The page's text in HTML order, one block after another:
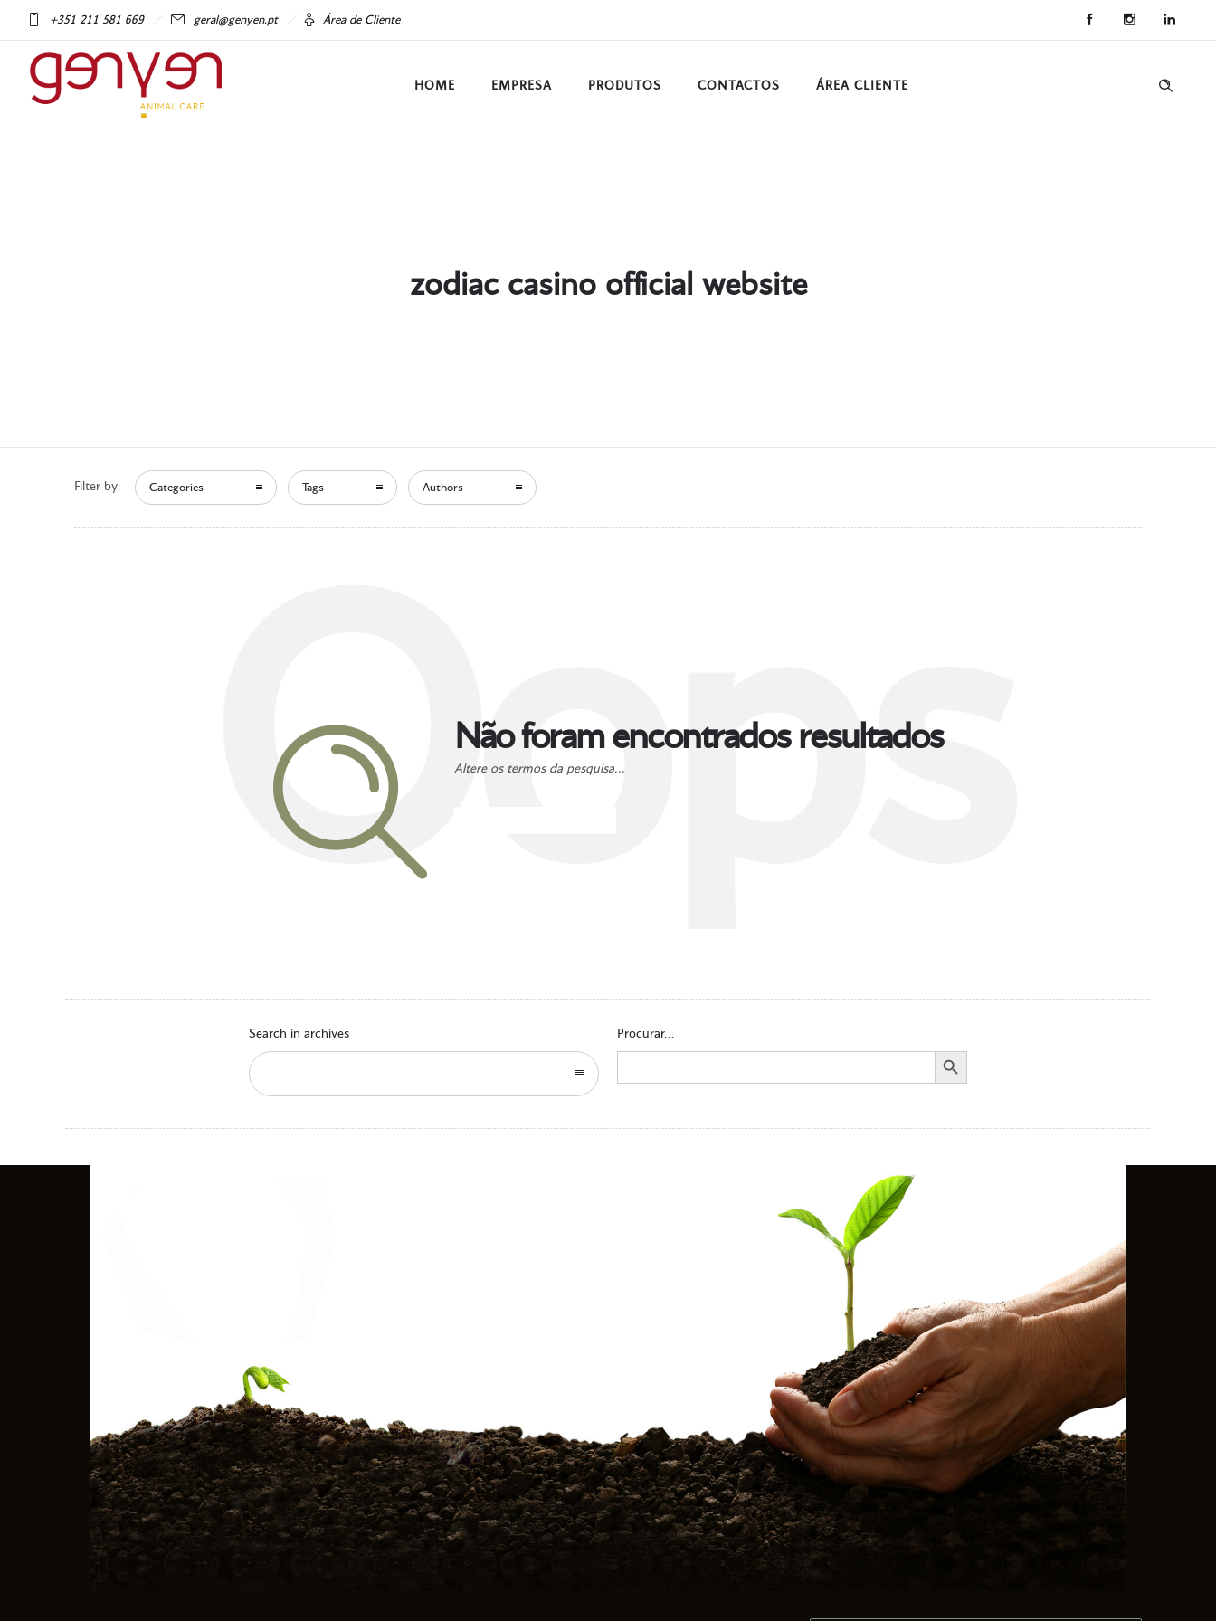
+351 211 581 669 geral@genyen.pt Área de Cliente
HOME EMPRESA PRODUTOS CONTACTOS ÁREA CLIENTE
zodiac casino official website
Filter by: Categories Tags Authors
Oops
Não foram encontrados resultados
Altere os termos da pesquisa...
Search in archives
Procurar...
Search
Search Button